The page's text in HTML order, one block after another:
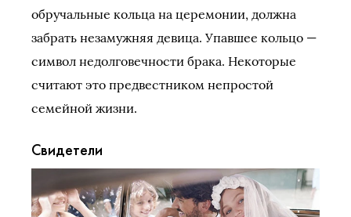
обручальные кольца на церемонии, должна
забрать незамужняя девица. Упавшее кольцо —
символ недолговечности брака. Некоторые
считают это предвестником непростой
семейной жизни.
Свидетели